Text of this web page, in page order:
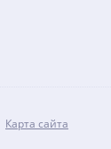
Карта сайта